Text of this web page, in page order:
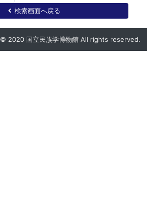
検索画面へ戻る
© 2020 国立民族学博物館 All rights reserved.